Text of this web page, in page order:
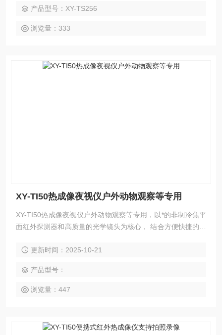
都可以保存到本设备中,通过USB读取图像或将其保存至电脑用
于生成报告和打印。
产品型号：XY-TS256
浏览量：333
XY-TI50热成像夜视仪户外动物观察等专用
XY-TI50热成像夜视仪户外动物观察等专用，以*的非制冷焦平
面红外探测器和高质量的光学镜头为核心， 结合方便快捷的操
坚固耐用，适用于各种环境，为用户打造了一款“成像清晰、操
观察 ，搜索与救援，夜间巡逻，户外运动，个人安保等。
更新时间：2025-10-21
产品型号：
浏览量：447